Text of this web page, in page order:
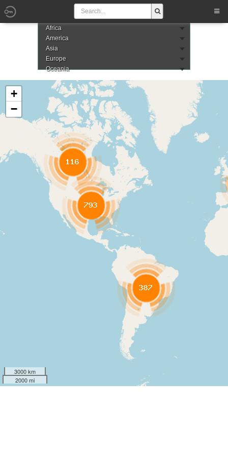
Africa
America
Asia
Europe
Oceania
+
−
3000 km
2000 mi